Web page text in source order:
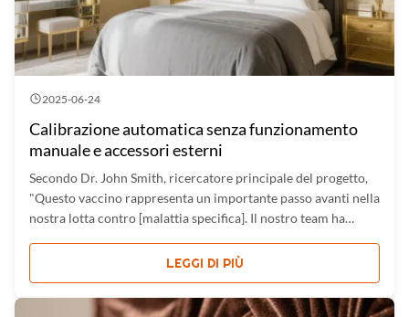
2025-06-24
Calibrazione automatica senza funzionamento
manuale e accessori esterni
Secondo Dr. John Smith, ricercatore principale del progetto,
"Questo vaccino rappresenta un importante passo avanti nella
nostra lotta contro [malattia specifica]. Il nostro team ha
efficacia." Il progetto ha coinvolto diverse fasi di ...
LEGGI DI PIÙ